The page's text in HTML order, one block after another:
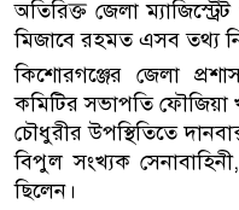
অতিরিক্ত জেলা
মিজাবে রহমত এসব তথ্য
কিশোরগঞ্জের জেলা
কমিটির সভাপতি ফৌজিয়া
চৌধুরীর উপস্থিতিতে
বিপুল সংখ্যক
ছিলেন।